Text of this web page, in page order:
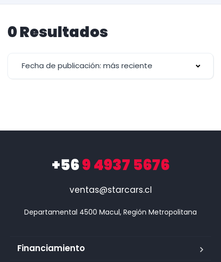
0 Resultados
Fecha de publicación: más reciente
+569 4937 5676
ventas@starcars.cl
Financiamiento